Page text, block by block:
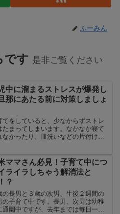
ふーみん
です 是非ご覧ください
中に溜まるストレスが爆発し
那にあたる前に対策しましょ
てをしていると、少なからずストレ
たまってしまいます。なかなか寝て
なかったり、皿洗いなどの片付けを
スに変わりかねません。その小さい
レスは、旦那に向いて...
ママさん必見！子育て中につ
ライラしちゃう解消法と
？
の長男と３歳の次男、生後２週間の
の子育て中です。長男、次男は幼稚
通園中ですが、去年までは毎日一緒